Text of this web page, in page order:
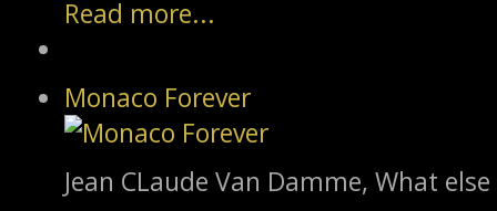
Read more...
Monaco Forever
Jean CLaude Van Damme, What else